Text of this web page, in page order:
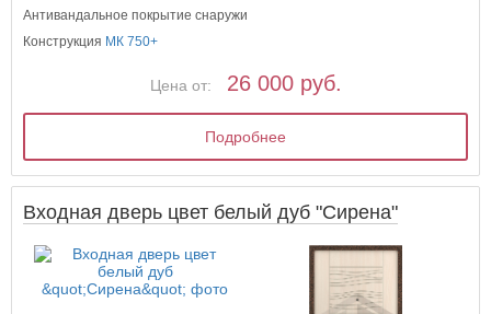
Антивандальное покрытие снаружи
Конструкция МК 750+
Цена от: 26 000 руб.
Подробнее
Входная дверь цвет белый дуб "Сирена"